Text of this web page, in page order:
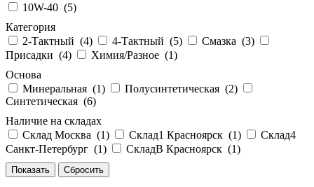
10W-40 (5)
Категория
2-Тактный (4) 4-Тактный (5) Смазка (3)
Присадки (4) Химия/Разное (1)
Основа
Минеральная (1) Полусинтетическая (2)
Синтетическая (6)
Наличие на складах
Склад Москва (1) Склад1 Красноярск (1)
Склад4
Санкт-Петербург (1) СкладВ Красноярск (1)